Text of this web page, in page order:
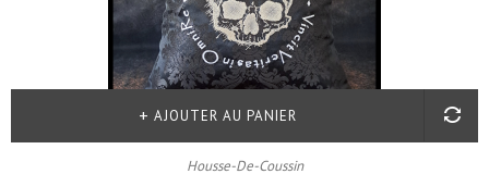
Housse-De-Coussin
AJOUTER AU PANIER